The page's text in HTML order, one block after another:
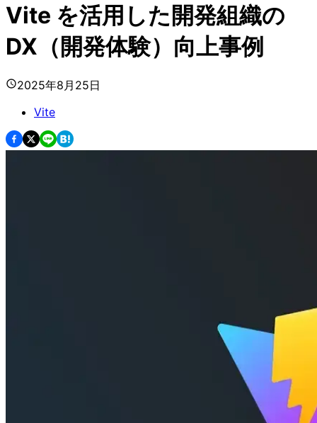
Vite を活用した開発組織の
DX（開発体験）向上事例
2025年8月25日
Vite